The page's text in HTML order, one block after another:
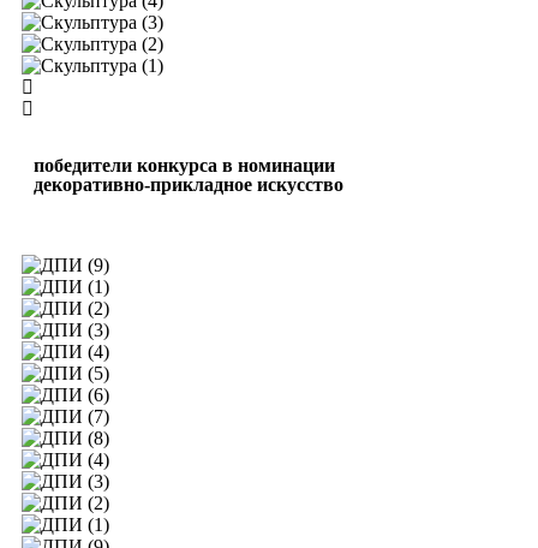
победители конкурса в номинации
декоративно-прикладное искусство